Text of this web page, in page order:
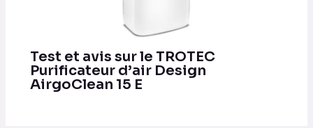
Test et avis sur le TROTEC
Purificateur d’air Design
AirgoClean 15 E